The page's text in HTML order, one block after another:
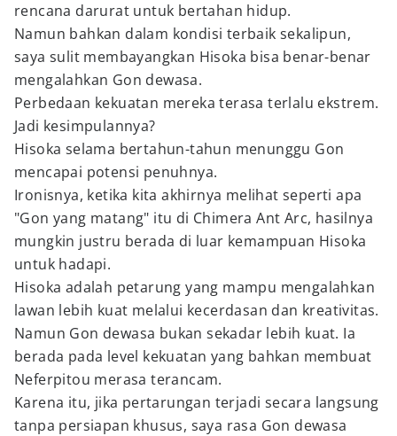
rencana darurat untuk bertahan hidup.
Namun bahkan dalam kondisi terbaik sekalipun,
saya sulit membayangkan Hisoka bisa benar-benar
mengalahkan Gon dewasa.
Perbedaan kekuatan mereka terasa terlalu ekstrem.
Jadi kesimpulannya?
Hisoka selama bertahun-tahun menunggu Gon
mencapai potensi penuhnya.
Ironisnya, ketika kita akhirnya melihat seperti apa
"Gon yang matang" itu di Chimera Ant Arc, hasilnya
mungkin justru berada di luar kemampuan Hisoka
untuk hadapi.
Hisoka adalah petarung yang mampu mengalahkan
lawan lebih kuat melalui kecerdasan dan kreativitas.
Namun Gon dewasa bukan sekadar lebih kuat. Ia
berada pada level kekuatan yang bahkan membuat
Neferpitou merasa terancam.
Karena itu, jika pertarungan terjadi secara langsung
tanpa persiapan khusus, saya rasa Gon dewasa